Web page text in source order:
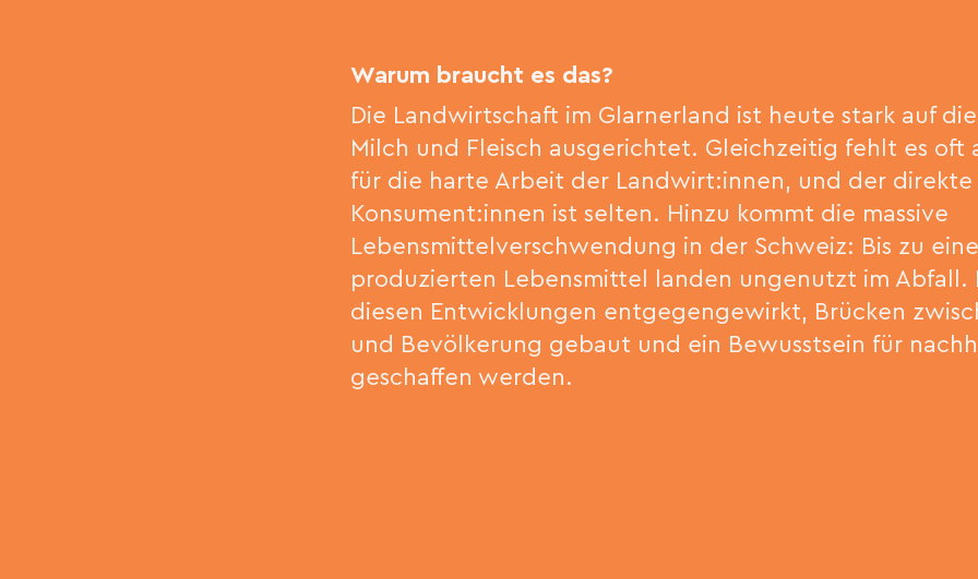
Warum braucht es das?
Die Landwirtschaft im Glarnerland ist heute stark auf
Milch und Fleisch ausgerichtet. Gleichzeitig fehlt es oft
für die harte Arbeit der Landwirt:innen, und der direkte
Konsument:innen ist selten. Hinzu kommt die massive
Lebensmittelverschwendung in der Schweiz: Bis zu
produzierten Lebensmittel landen ungenutzt im Abfall.
diesen Entwicklungen entgegengewirkt, Brücken
und Bevölkerung gebaut und ein Bewusstsein für
geschaffen werden.